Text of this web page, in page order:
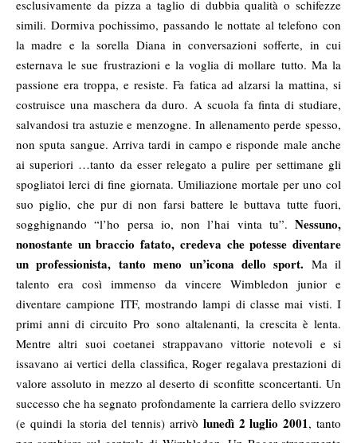
esclusivamente da pizza a taglio di dubbia qualità o schifezze
simili. Dormiva pochissimo, passando le nottate al telefono con
la madre e la sorella Diana in conversazioni sofferte, in cui
esternava le sue frustrazioni e la voglia di mollare tutto. Ma la
passione era troppa, e resiste. Fa fatica ad alzarsi la mattina, si
costruisce una maschera da duro. A scuola fa finta di studiare,
salvandosi tra astuzie e menzogne. In allenamento perde spesso,
non sputa sangue. Arriva tardi in campo e risponde male anche
ai superiori …tanto da esser relegato a pulire per settimane gli
spogliatoi lerci di fine giornata. Umiliazione mortale per uno col
suo piglio, che pur di non farsi battere le buttava tutte fuori,
sogghignando “l’ho persa io, non l’hai vinta tu”. Nessuno,
nonostante un braccio fatato, credeva che potesse diventare
un professionista, tanto meno un’icona dello sport. Ma il
talento era così immenso da vincere Wimbledon junior e
diventare campione ITF, mostrando lampi di classe mai visti. I
primi anni di circuito Pro sono altalenanti, la crescita è lenta.
Mentre altri suoi coetanei strappavano vittorie notevoli e si
issavano ai vertici della classifica, Roger regalava prestazioni di
valore assoluto in mezzo al deserto di sconfitte sconcertanti. Un
successo che ha segnato profondamente la carriera dello svizzero
(e quindi la storia del tennis) arrivò lunedì 2 luglio 2001, tanto